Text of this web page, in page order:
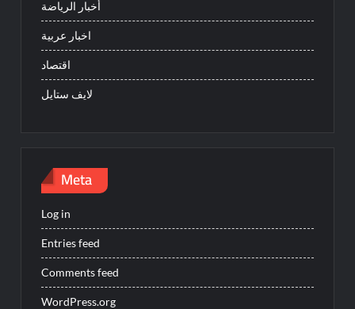
أخبار الرياضة
اخبار عربية
اقتصاد
لايف ستايل
Meta
Log in
Entries feed
Comments feed
WordPress.org